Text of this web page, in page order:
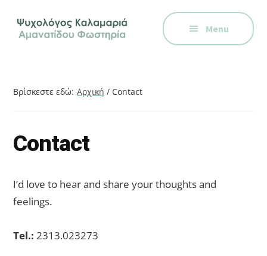
primary
footer
menu
Ψυχολόγος
στην
ειδικός
Συμπεριφορική
Θεραπεία.
μέσω
Skype,
online.
Menu
Βρίσκεστε εδώ: Αρχική / Contact
Contact
I’d love to hear and share your thoughts and
feelings.
Tel.: 2313.023273